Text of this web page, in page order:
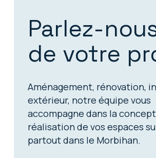
Parlez-
de votre
Aménagement, rénovation,
extérieur, notre équipe vous
accompagne dans la
réalisation de vos espaces
partout dans le Morbihan.